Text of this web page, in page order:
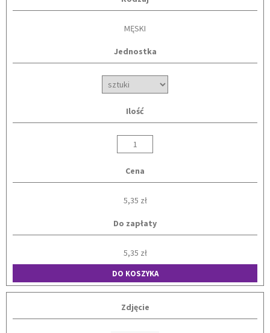
MĘSKI
Jednostka
Ilość
Cena
5,35 zł
Do zapłaty
5,35 zł
DO KOSZYKA
Zdjęcie